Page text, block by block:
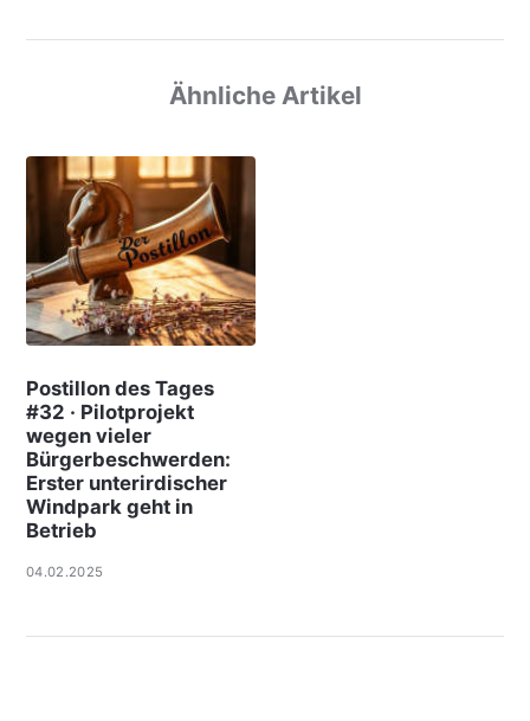
Ähnliche Artikel
Postillon des Tages
#32 · Pilotprojekt
wegen vieler
Bürgerbeschwerden:
Erster unterirdischer
Windpark geht in
Betrieb
04.02.2025